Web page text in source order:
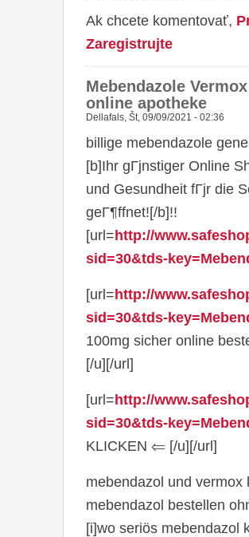
Ak chcete komentovať,
Zaregistrujte
Mebendazole
online apotheke
Dellafals, Št, 09/09/2021 - 02:36
billige mebendazole
[b]Ihr gГјnstiger Online
und Gesundheit fГјr die
geГ¶ffnet![/b]!!
[url=http://
sid=30&tds-
[url=http://
sid=30&tds-
100mg sicher online
[/u][/url]
[url=http://
sid=30&tds-
KLICKEN ⇐ [/u][/url]
mebendazol und vermox
mebendazol bestellen
[i]wo seriös mebendazol